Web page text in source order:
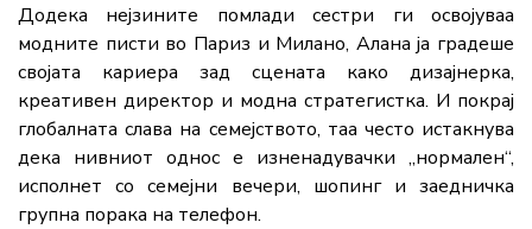
Додека нејзините помлади сестри ги освојуваа
модните писти во Париз и Милано, Алана ја градеше
својата кариера зад сцената како дизајнерка,
креативен директор и модна стратегистка. И покрај
глобалната слава на семејството, таа често истакнува
дека нивниот однос е изненадувачки „нормален“,
исполнет со семејни вечери, шопинг и заедничка
групна порака на телефон.